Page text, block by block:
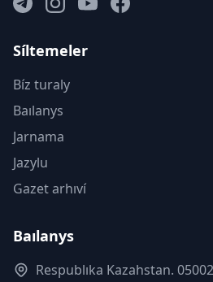
Síltemeler
Bíz turaly
Baılanys
Jarnama
Jazylu
Gazet arhıví
Baılanys
Respublıka Kazahstan.